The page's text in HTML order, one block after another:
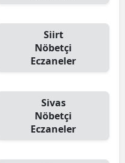
Siirt
Nöbetçi
Eczaneler
Sivas
Nöbetçi
Eczaneler